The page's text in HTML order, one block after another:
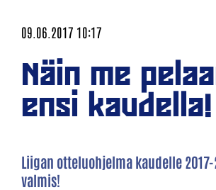
09.06.2017 10:17
Näin me
ensi kaudella!
Liigan otteluohjelma kaudelle 2017-
valmis!